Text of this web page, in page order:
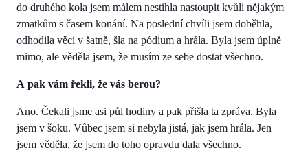
do druhého kola jsem málem nestihla nastoupit kvůli nějakým
zmatkům s časem konání. Na poslední chvíli jsem doběhla,
odhodila věci v šatně, šla na pódium a hrála. Byla jsem úplně
mimo, ale věděla jsem, že musím ze sebe dostat všechno.
A pak vám řekli, že vás berou?
Ano. Čekali jsme asi půl hodiny a pak přišla ta zpráva. Byla
jsem v šoku. Vůbec jsem si nebyla jistá, jak jsem hrála. Jen
jsem věděla, že jsem do toho opravdu dala všechno.